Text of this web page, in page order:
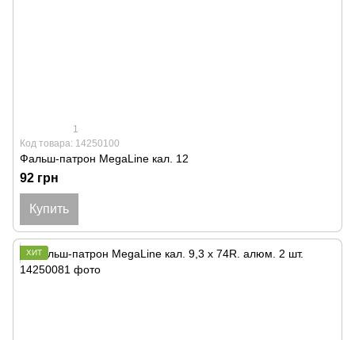
1
Код товара: 14250100
Фальш-патрон MegaLine кал. 12
92 грн
Купить
ХИТ